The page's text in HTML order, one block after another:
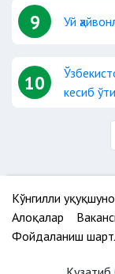
9 Уй
10
кесиб
Кўнгилли
Алоқалар
Фойдаланиш